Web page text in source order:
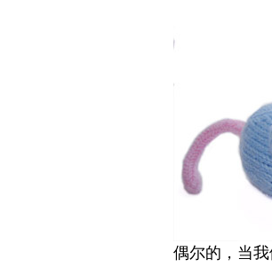
偶尔的，当